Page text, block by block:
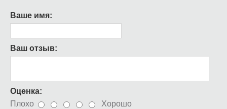
Ваше имя:
Ваш отзыв:
Оценка:
Плохо
Хорошо